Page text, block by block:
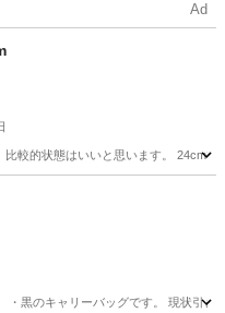
Ad
較的状態はいいと思います。 24cm
黒のキャリーバッグです。 現状引